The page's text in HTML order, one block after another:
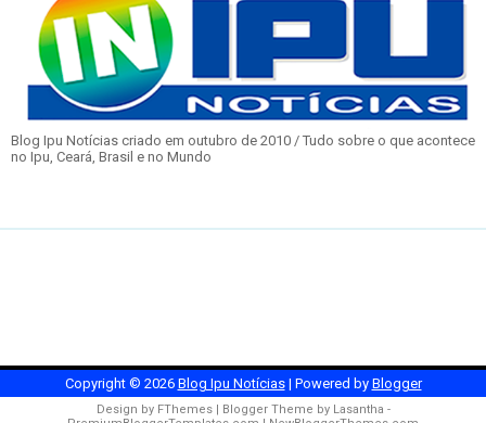
Blog Ipu Notícias criado em outubro de 2010 / Tudo sobre o que acontece
no Ipu, Ceará, Brasil e no Mundo
Copyright © 2026 Blog Ipu Notícias| Powered by Blogger
Design by FThemes| Blogger Theme by Lasantha -